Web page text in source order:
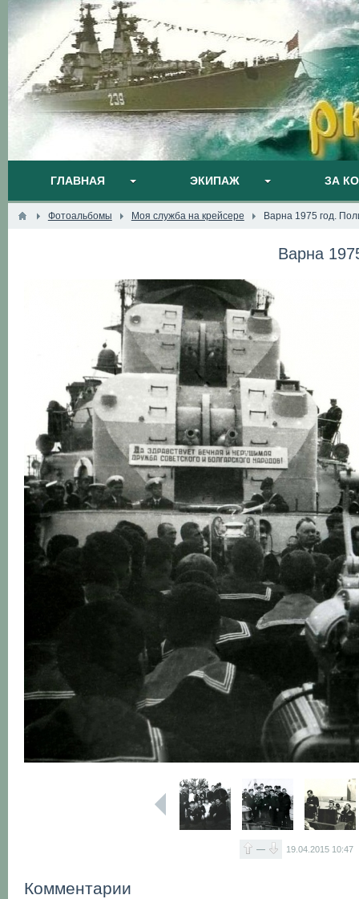
ГЛАВНАЯ ЭКИПАЖ ЗА
Фотоальбомы Моя служба на крейсере Варна 1975 год.
Варна
— 19.04.2015 10:47
Комментарии